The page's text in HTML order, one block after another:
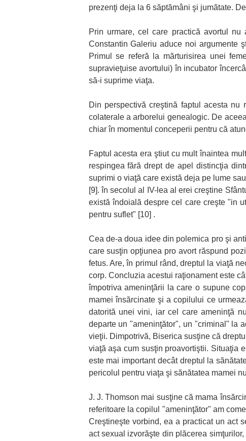
prezenţi deja la 6 săptămâni şi jumătate.
Prin urmare, cel care practică avortul
Constantin Galeriu aduce noi argumente
Primul se referă la mărturisirea unei
supravieţuise avortului) în incubator
să-i suprime viaţa.
Din perspectivă creştină faptul acesta
colaterale a arborelui genealogic. De
chiar în momentul conceperii pentru că
Faptul acesta era ştiut cu mult înaintea
respingea fără drept de apel distincţia
suprimi o viaţă care există deja pe lume
[9]. în secolul al IV-lea al erei creştine
există îndoială despre cel care creşte "in
pentru suflet" [10] .
Cea de-a doua idee din polemica pro şi
care susţin opţiunea pro avort răspund
fetus. Are, în primul rând, dreptul la viaţă
corp. Concluzia acestui raţionament este
împotriva ameninţării la care o supune
mamei însărcinate şi a copilului ce
datorită unei vini, iar cel care ameninţă
departe un "ameninţător", un "criminal" la
vieţii. Dimpotrivă, Biserica susţine că
viaţă aşa cum susţin proavortiştii. Situaţia
este mai important decât dreptul la
pericolul pentru viaţa şi sănătatea mamei
J. J. Thomson mai susţine că mama
referitoare la copilul "ameninţător" am
Creştineşte vorbind, ea a practicat un act
act sexual izvorăşte din plăcerea